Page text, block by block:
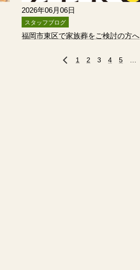
2026年06月06日
スタッフブログ
福岡市東区で家族葬をご検討の方へ
« 前へ
1 2 3 4 5